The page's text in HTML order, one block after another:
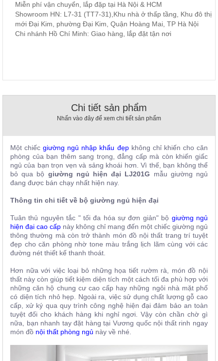
Phụ
Kiện
, đồ
trí
Nhà
Hàng
Thất
Hàng
Miễn phí vận chuyển, lắp đặp tại Hà Nội & HCM
Showroom HN: L7-31 (TT7-31),Khu nhà ở thấp tầng, Khu đô thị
mới Đại Kim, phường Đại Kim, Quận Hoàng Mai, TP Hà Nội
Chi nhánh Hồ Chí Minh: Giao hàng, lắp đặt tận nơi
Chi tiết sản phẩm
Nhấn vào đây để xem chi tiết sản phẩm
Một chiếc giường ngủ nhập khẩu đẹpkhông chỉ khiến cho căn
phòng của bạn thêm sang trọng, đẳng cấp mà còn khiến giấc
ngủ của bạn trọn vẹn và sảng khoái hơn. Vì thế, bạn không thể
bỏ qua bộ giường ngủ hiện đại LJ201G mẫu giường ngủ
đang được bán chạy nhất hiện nay.
Thông tin chi tiết về bộ giường ngủ hiện đại
Tuân thủ nguyên tắc " tối đa hóa sự đơn giản" bộ giường ngủ
hiện đại cao cấp này không chỉ mang đến một chiếc giường ngủ
thông thường mà còn trở thành món đồ nội thất trang trí tuyệt
đẹp cho căn phòng nhờ tone màu trắng lịch lãm cùng với các
đường nét thiết kế thanh thoát.
Hơn nữa với việc loại bỏ những họa tiết rườm rà, món đồ nội
thất này còn giúp tiết kiệm diện tích một cách tối đa phù hợp với
những căn hộ chung cư cao cấp hay những ngôi nhà mặt phố
có diện tích nhỏ hẹp. Ngoài ra, việc sử dụng chất lượng gỗ cao
cấp, xử ký qua quy trình công nghệ hiện đại đảm bảo an toàn
tuyệt đối cho khách hàng khi nghỉ ngơi. Vậy còn chần chờ gì
nữa, bạn nhanh tay đặt hàng tại Vương quốc nội thất rinh ngay
món đồ nội thất phòng ngủ này về nhé.